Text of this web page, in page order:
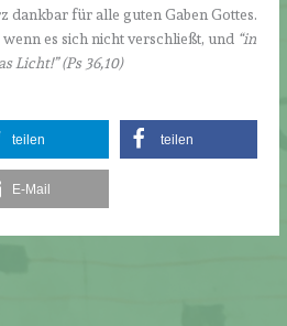
dankbar für alle guten Gaben Gottes.
es sich nicht verschließt, und “in
Licht!” (Ps 36,10)
teilen teilen
E-Mail